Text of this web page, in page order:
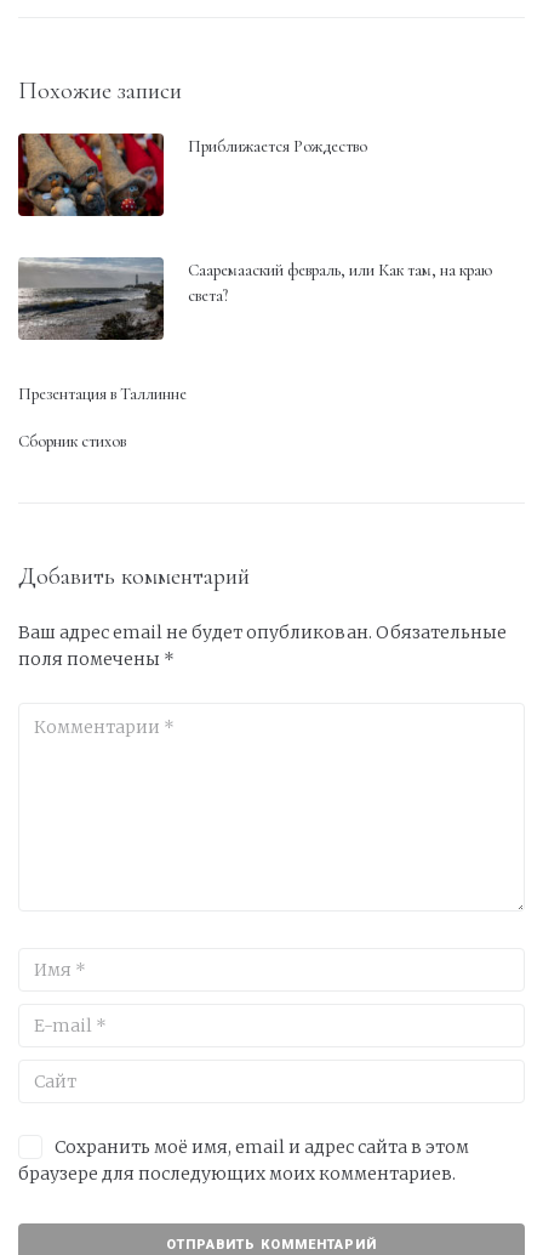
Похожие записи
Приближается Рождество
Сааремааский февраль, или Как там, на краю
света?
Презентация в Таллинне
Сборник стихов
Добавить комментарий
Ваш адрес email не будет опубликован. Обязательные
поля помечены *
Сохранить моё имя, email и адрес сайта в этом
браузере для последующих моих комментариев.